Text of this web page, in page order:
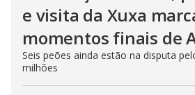
e visita da Xuxa
momentos finais de
Seis peões ainda estão na disputa
milhões